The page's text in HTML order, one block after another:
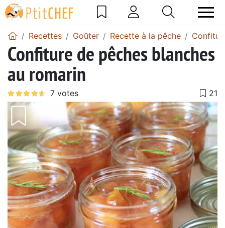
Recettes Goûter Recette à la pêche
Confiture de pêches blanches
au romarin